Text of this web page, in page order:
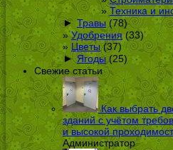
Техника и
► Травы (78)
Удобрения(33)
Цветы(37)
► Ягоды(25)
Свежие статьи
Как выбрать
зданий с учётом
и высокой
Администратор